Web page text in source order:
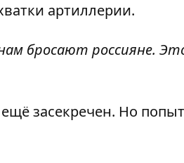
артиллерии.
бросают россияне. Это
засекречен. Но